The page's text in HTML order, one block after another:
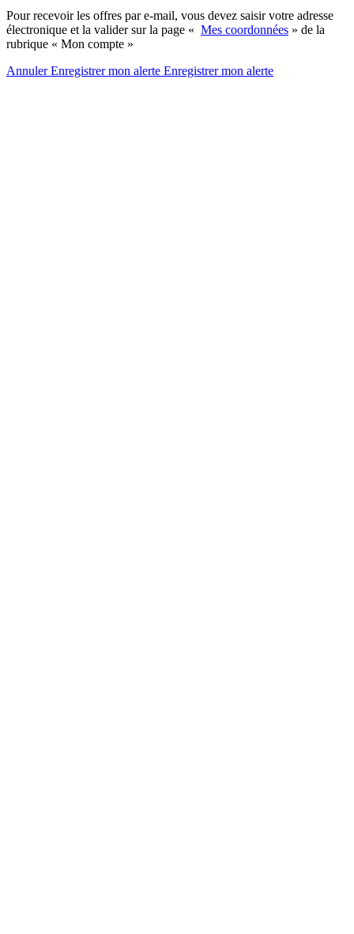
Pour recevoir les offres par e-mail, vous devez saisir votre adresse
électronique et la valider sur la page « Mes coordonnées » de la
rubrique « Mon compte »
AnnulerEnregistrer mon alerte Enregistrermon alerte